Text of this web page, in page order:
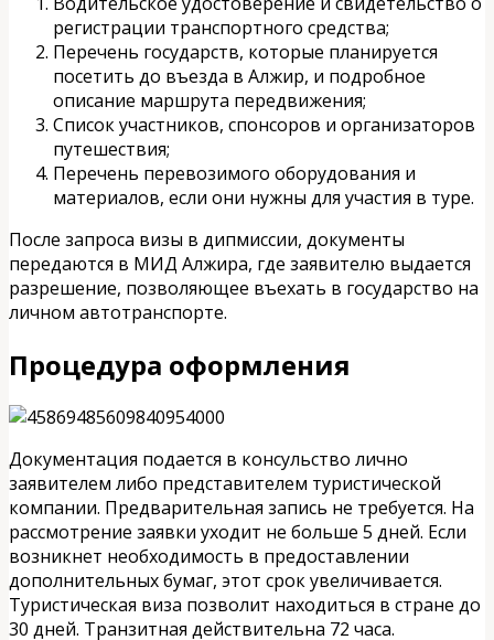
регистрации транспортного средства;
Перечень государств, которые планируется
посетить до въезда в Алжир, и подробное
описание маршрута передвижения;
Список участников, спонсоров и организаторов
путешествия;
Перечень перевозимого оборудования и
материалов, если они нужны для участия в туре.
После запроса визы в дипмиссии, документы
передаются в МИД Алжира, где заявителю выдается
разрешение, позволяющее въехать в государство на
личном автотранспорте.
Процедура оформления
Документация подается в консульство лично
заявителем либо представителем туристической
компании. Предварительная запись не требуется. На
рассмотрение заявки уходит не больше 5 дней. Если
возникнет необходимость в предоставлении
дополнительных бумаг, этот срок увеличивается.
Туристическая виза позволит находиться в стране до
30 дней. Транзитная действительна 72 часа.